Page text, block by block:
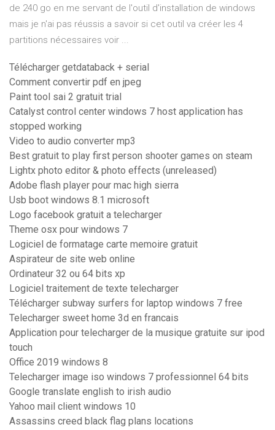
de 240 go en me servant de l'outil d'installation de windows
mais je n'ai pas réussis a savoir si cet outil va créer les 4
partitions nécessaires voir ...
Télécharger getdataback + serial
Comment convertir pdf en jpeg
Paint tool sai 2 gratuit trial
Catalyst control center windows 7 host application has
stopped working
Video to audio converter mp3
Best gratuit to play first person shooter games on steam
Lightx photo editor & photo effects (unreleased)
Adobe flash player pour mac high sierra
Usb boot windows 8.1 microsoft
Logo facebook gratuit a telecharger
Theme osx pour windows 7
Logiciel de formatage carte memoire gratuit
Aspirateur de site web online
Ordinateur 32 ou 64 bits xp
Logiciel traitement de texte telecharger
Télécharger subway surfers for laptop windows 7 free
Telecharger sweet home 3d en francais
Application pour telecharger de la musique gratuite sur ipod
touch
Office 2019 windows 8
Telecharger image iso windows 7 professionnel 64 bits
Google translate english to irish audio
Yahoo mail client windows 10
Assassins creed black flag plans locations